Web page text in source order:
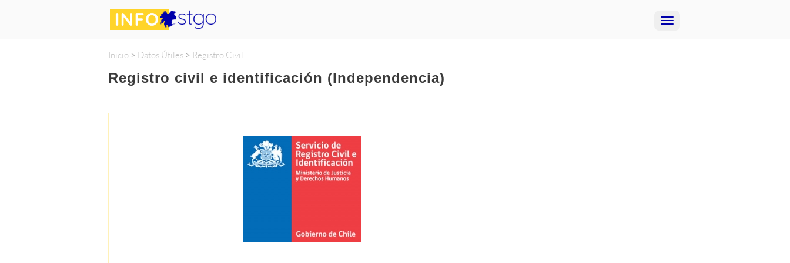
Inicio > Datos Útiles > Registro Civil
Registro civil e identificación (Independencia)